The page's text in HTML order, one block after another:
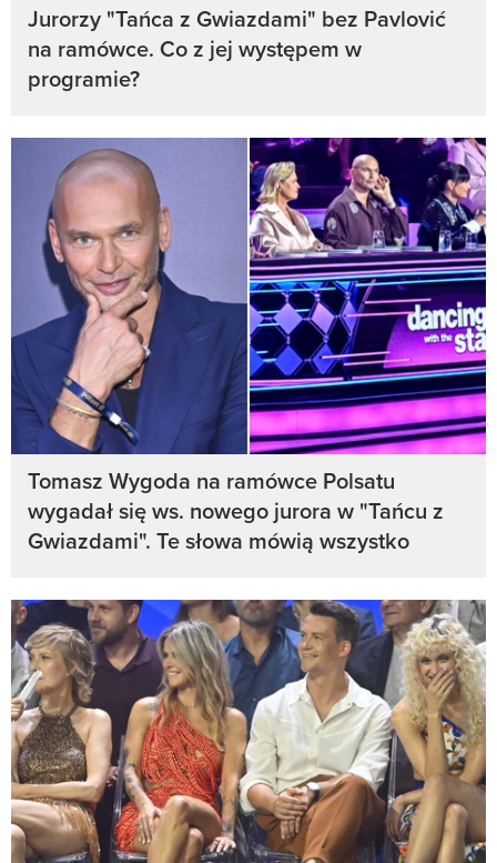
Jurorzy "Tańca z Gwiazdami" bez Pavlović
na ramówce. Co z jej występem w
programie?
Tomasz Wygoda na ramówce Polsatu
wygadał się ws. nowego jurora w "Tańcu z
Gwiazdami". Te słowa mówią wszystko